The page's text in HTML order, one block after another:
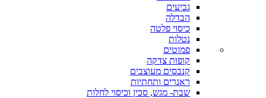
גביעים
הבדלה
כיסוי פלטה
נטלות
פמוטים
קופות צדקה
קנבסים מעוצבים
ראנרים ותחתיות
שבת- מגש, סכין וכיסוי לחלות